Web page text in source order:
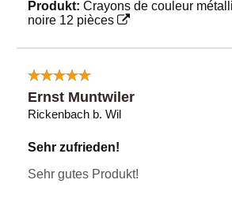
Produkt: Crayons de couleur
noire 12 pièces
Ernst Muntwiler
Rickenbach b. Wil
Sehr zufrieden!
Sehr gutes Produkt!